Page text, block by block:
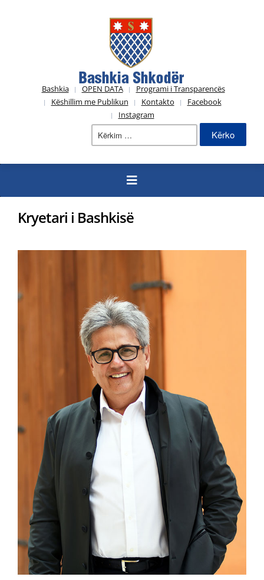
Bashkia OPEN DATA
Programi i Transparencës
Këshillim me Publikun
Kontakto
Facebook
Instagram
Kërko
Kryetari i Bashkisë